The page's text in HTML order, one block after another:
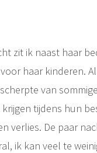
zit ik naast haar
haar kinderen.
scherpte van
tijdens hun
verlies. De paar
ik kan veel te